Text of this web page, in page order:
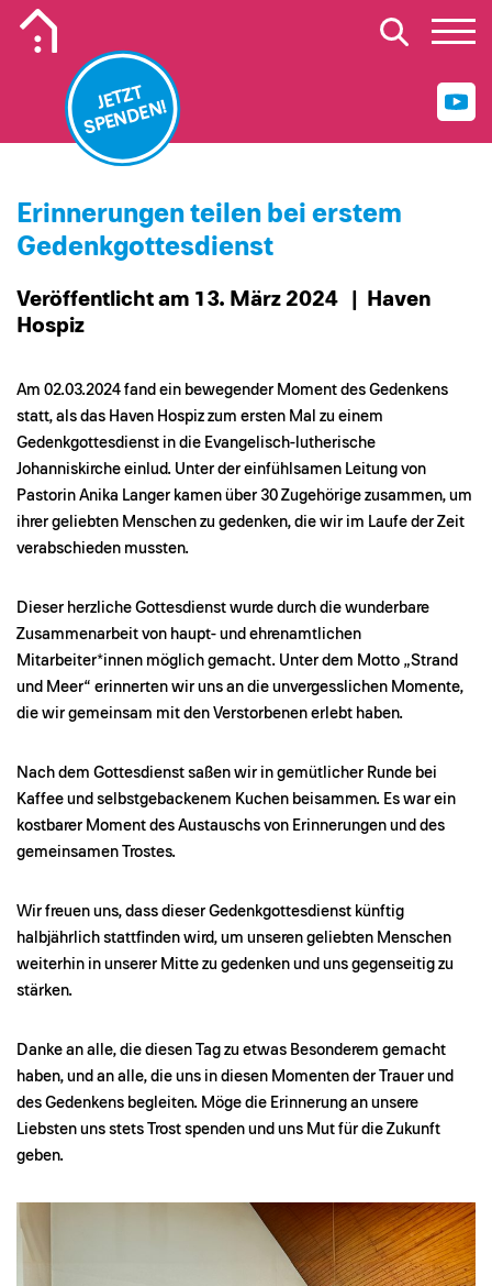
JETZT
SPENDEN!
Erinnerungen teilen bei erstem
Gedenkgottesdienst
Veröffentlicht am 13. März 2024
| Haven
Hospiz
Am 02.03.2024 fand ein bewegender Moment des Gedenkens
statt, als das Haven Hospiz zum ersten Mal zu einem
Gedenkgottesdienst in die Evangelisch-lutherische
Johanniskirche einlud. Unter der einfühlsamen Leitung von
Pastorin Anika Langer kamen über 30 Zugehörige zusammen, um
ihrer geliebten Menschen zu gedenken, die wir im Laufe der Zeit
verabschieden mussten.
Dieser herzliche Gottesdienst wurde durch die wunderbare
Zusammenarbeit von haupt- und ehrenamtlichen
Mitarbeiter*innen möglich gemacht. Unter dem Motto „Strand
und Meer“ erinnerten wir uns an die unvergesslichen Momente,
die wir gemeinsam mit den Verstorbenen erlebt haben.
Nach dem Gottesdienst saßen wir in gemütlicher Runde bei
Kaffee und selbstgebackenem Kuchen beisammen. Es war ein
kostbarer Moment des Austauschs von Erinnerungen und des
gemeinsamen Trostes.
Wir freuen uns, dass dieser Gedenkgottesdienst künftig
halbjährlich stattfinden wird, um unseren geliebten Menschen
weiterhin in unserer Mitte zu gedenken und uns gegenseitig zu
stärken.
Danke an alle, die diesen Tag zu etwas Besonderem gemacht
haben, und an alle, die uns in diesen Momenten der Trauer und
des Gedenkens begleiten. Möge die Erinnerung an unsere
Liebsten uns stets Trost spenden und uns Mut für die Zukunft
geben.
Mobiles Logo Mission Lebenshaus